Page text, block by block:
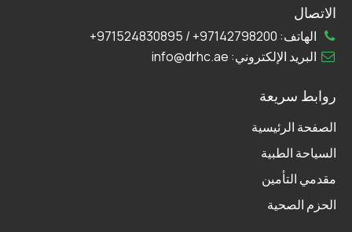
روابط سريعة
الصفحة الرئيسية
السياحة الطبية
مقدمي التأمين
الحزم الصحية
الاتصال
الهاتف: 97142798200+
/
971524830895+
البريد الإلكتروني: info@drhc.ae